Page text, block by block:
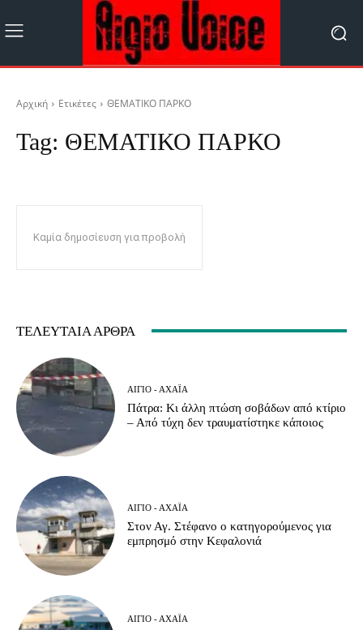
Αρχική Ετικέτες ΘΕΜΑΤΙΚΟ ΠΑΡΚΟ
Tag: ΘΕΜΑΤΙΚΟ ΠΑΡΚΟ
Καμία δημοσίευση για προβολή
ΤΕΛΕΥΤΑΊΑ ΆΡΘΡΑ
ΑΊΓΙΟ - ΑΧΑΪ́Α
Πάτρα: Κι άλλη πτώση σοβάδων από κτίριο
– Από τύχη δεν τραυματίστηκε κάποιος
ΑΊΓΙΟ - ΑΧΑΪ́Α
Στον Αγ. Στέφανο ο κατηγορούμενος για
εμπρησμό στην Κεφαλονιά
ΑΊΓΙΟ - ΑΧΑΪ́Α